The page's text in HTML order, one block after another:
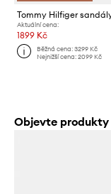
Aktuální cena:
1899 Kč
Běžná cena:3299 Kč
Nejnižší cena:2099 Kč
Objevte produkty